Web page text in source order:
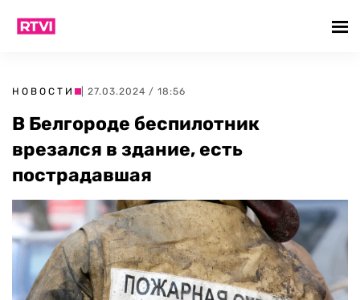
НОВОСТИ | 27.03.2024 / 18:56
В Белгороде беспилотник
врезался в здание, есть
пострадавшая